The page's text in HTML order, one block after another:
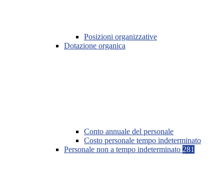
Posizioni organizzative
Dotazione organica
Conto annuale del personale
Costo personale tempo indeterminato
Personale non a tempo indeterminato 281